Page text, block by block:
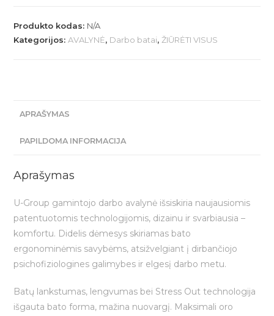
SUPER
GRIP
SRC
power
Produkto kodas: N/A
Kategorijos: AVALYNĖ, Darbo batai, ŽIŪRĖTI VISUS
APRAŠYMAS
PAPILDOMA INFORMACIJA
Aprašymas
U-Group gamintojo darbo avalynė išsiskiria naujausiomis
patentuotomis technologijomis, dizainu ir svarbiausia –
komfortu. Didelis dėmesys skiriamas bato
ergonominėmis savybėms, atsižvelgiant į dirbančiojo
psichofiziologines galimybes ir elgesį darbo metu.
Batų lankstumas, lengvumas bei Stress Out technologija
išgauta bato forma, mažina nuovargį. Maksimali oro